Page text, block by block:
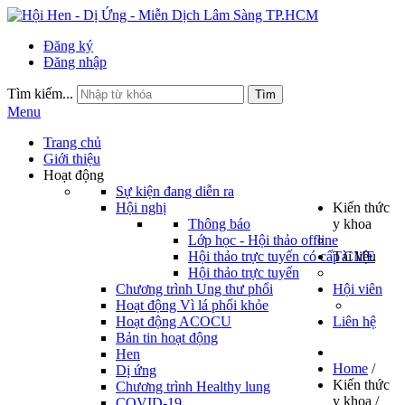
Đăng ký
Đăng nhập
Tìm kiếm... Tìm
Menu
Trang chủ
Giới thiệu
Hoạt động
Sự kiện đang diễn ra
Hội nghị
Thông báo
Lớp học - Hội thảo offline
Hội thảo trực tuyến có cấp CME
Hội thảo trực tuyến
Chương trình Ung thư phổi
Hoạt động Vì lá phổi khỏe
Hoạt động ACOCU
Bản tin hoạt động
Kiến thức
y khoa
Hen
Dị ứng
Chương trình Healthy lung
Tài liệu
Hội viên
Liên hệ
Home /
Kiến thức
y khoa /